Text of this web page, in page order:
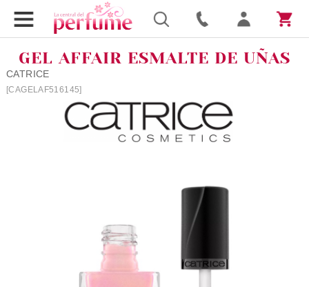
GEL AFFAIR ESMALTE DE UÑAS
CATRICE
[CAGELAF516145]